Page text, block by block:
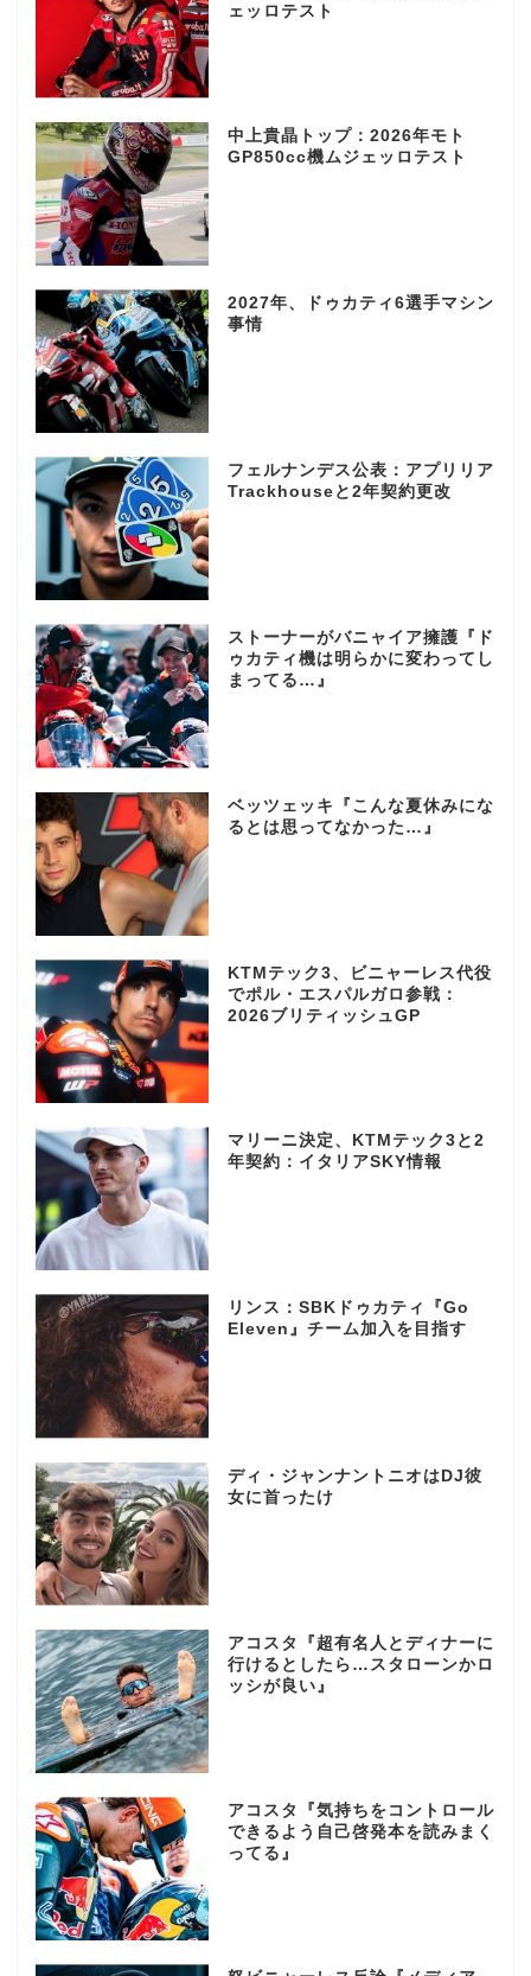
ェッロテスト
中上貴晶トップ：2026年モト
GP850cc機ムジェッロテスト
2027年、ドゥカティ6選手マシン
事情
フェルナンデス公表：アプリリア
Trackhouseと2年契約更改
ストーナーがバニャイア擁護『ド
ゥカティ機は明らかに変わってし
まってる…』
ベッツェッキ『こんな夏休みにな
るとは思ってなかった…』
KTMテック3、ビニャーレス代役
でポル・エスパルガロ参戦：
2026ブリティッシュGP
マリーニ決定、KTMテック3と2
年契約：イタリアSKY情報
リンス：SBKドゥカティ『Go
Eleven』チーム加入を目指す
ディ・ジャンナントニオはDJ彼
女に首ったけ
アコスタ『超有名人とディナーに
行けるとしたら…スタローンかロ
ッシが良い』
アコスタ『気持ちをコントロール
できるよう自己啓発本を読みまく
ってる』